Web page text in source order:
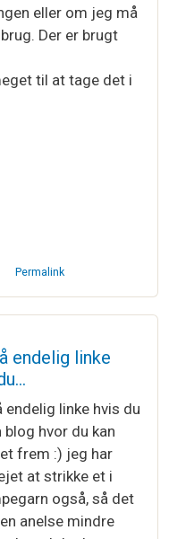
eller om jeg må
Der er brugt
til at tage det i
Permalink
afVibeke Larsen
endelig linke
endelig linke hvis du
blog hvor du kan
frem :) jeg har
at strikke et i
også, så det
anelse mindre